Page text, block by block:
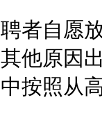
自愿放
他原因
按照从